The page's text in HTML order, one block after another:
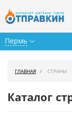
Пермь
ГЛАВНАЯ СТРАНЫ
Каталог